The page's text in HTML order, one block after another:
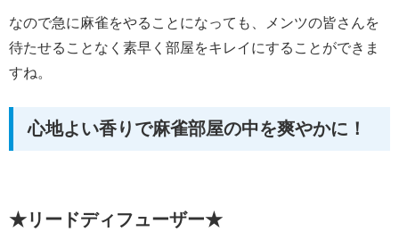
なので急に麻雀をやることになっても、メンツの皆さんを
待たせることなく素早く部屋をキレイにすることができま
すね。
心地よい香りで麻雀部屋の中を爽やかに！
★リードディフューザー★